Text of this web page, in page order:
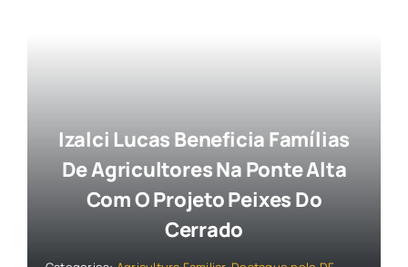
Izalci Lucas Beneficia Famílias
De Agricultores Na Ponte Alta
Com O Projeto Peixes Do
Cerrado